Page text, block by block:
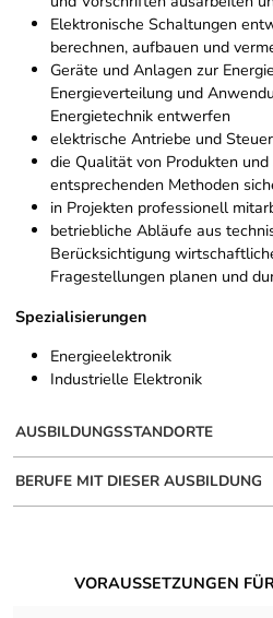
Elektronische Schaltungen
berechnen, aufbauen und
Geräte und Anlagen zur
Energieverteilung und
Energietechnik entwerfen
elektrische Antriebe und
die Qualität von Produkten
entsprechenden Methoden
in Projekten professionell
betriebliche Abläufe aus
Berücksichtigung
Fragestellungen planen und
Spezialisierungen
Energieelektronik
Industrielle Elektronik
AUSBILDUNGSSTANDORTE
BERUFE MIT DIESER AUSBILDUNG
VORAUSSETZUNGEN